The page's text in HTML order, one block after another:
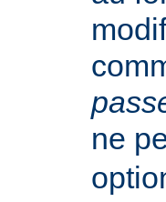
ne